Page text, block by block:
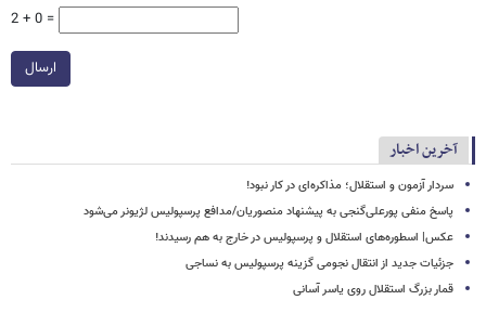
2 + 0 =
ارسال
آخرین اخبار
سردار آزمون و استقلال؛ مذاکره‌ای در کار نبود!
پاسخ منفی پورعلی‌گنجی به پیشنهاد منصوریان/مدافع پرسپولیس لژیونر می‌شود
عکس| اسطوره‌های استقلال و پرسپولیس در خارج به هم رسیدند!
جزئیات جدید از انتقال نجومی گزینه پرسپولیس به نساجی
قمار بزرگ استقلال روی یاسر آسانی